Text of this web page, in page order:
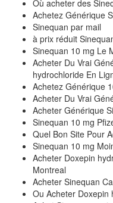
Où acheter des
Achetez Générique
Sinequan par mail
à prix réduit
Sinequan 10 mg Le
Acheter Du Vrai
hydrochloride En
Achetez Générique
Acheter Du Vrai
Acheter Générique
Sinequan 10 mg
Quel Bon Site Pour
Sinequan 10 mg
Acheter Doxepin
Montreal
Acheter Sinequan
Ou Acheter Doxepin